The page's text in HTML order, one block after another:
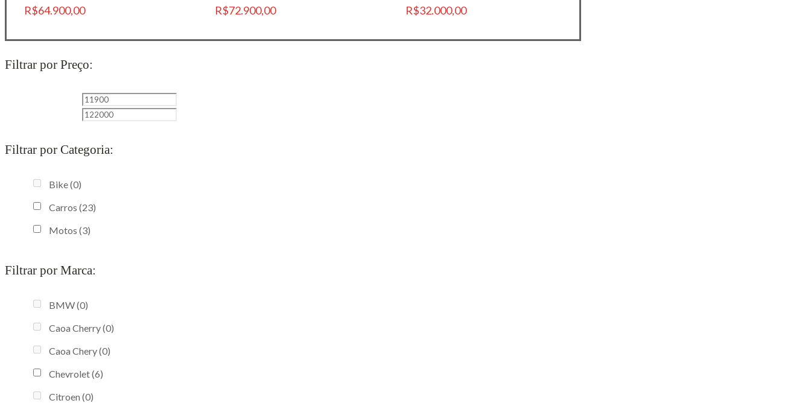
R$64.900,00 R$72.900,00 R$32.000,00
Filtrar por Preço:
Filtrar por Categoria:
Bike(0)
Carros (23)
Motos (3)
Filtrar por Marca:
BMW(0)
Caoa Cherry(0)
Caoa Chery(0)
Chevrolet(6)
Citroen (0)